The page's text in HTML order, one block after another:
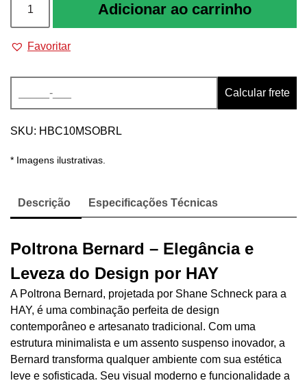
quantidade
Adicionar ao carrinho
Favoritar
Calcular frete
SKU: HBC10MSOBRL
* Imagens ilustrativas.
Descrição Especificações Técnicas
Poltrona Bernard – Elegância e
Leveza do Design por HAY
A Poltrona Bernard, projetada por Shane Schneck para a
HAY, é uma combinação perfeita de design
contemporâneo e artesanato tradicional. Com uma
estrutura minimalista e um assento suspenso inovador, a
Bernard transforma qualquer ambiente com sua estética
leve e sofisticada. Seu visual moderno e funcionalidade a